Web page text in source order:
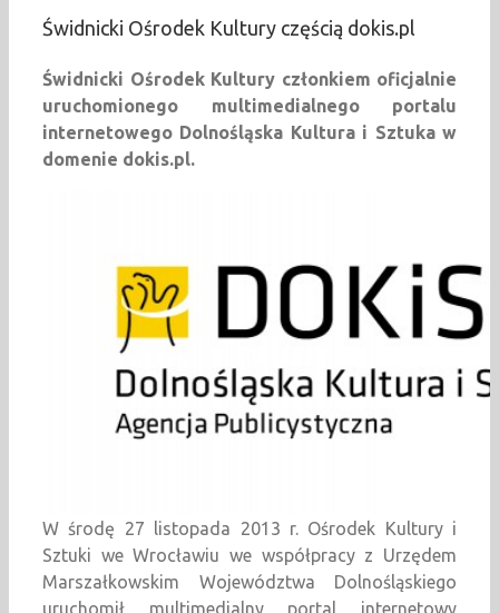
Świdnicki Ośrodek Kultury częścią dokis.pl
Świdnicki Ośrodek Kultury członkiem oficjalnie
uruchomionego multimedialnego portalu
internetowego Dolnośląska Kultura i Sztuka w
domenie dokis.pl.
W środę 27 listopada 2013 r. Ośrodek Kultury i
Sztuki we Wrocławiu we współpracy z Urzędem
Marszałkowskim Województwa Dolnośląskiego
uruchomił multimedialny portal internetowy